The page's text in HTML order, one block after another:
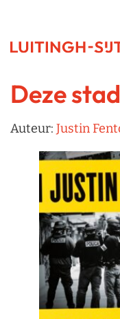
Deze
Auteur: Justin